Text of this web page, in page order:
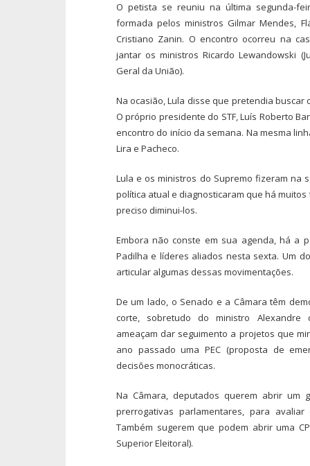
O petista se reuniu na última segunda-
formada pelos ministros Gilmar Mendes,
Cristiano Zanin. O encontro ocorreu na
jantar os ministros Ricardo Lewandowski
Geral da União).
Na ocasião, Lula disse que pretendia
O próprio presidente do STF, Luís Roberto
encontro do início da semana. Na mesma
Lira e Pacheco.
Lula e os ministros do Supremo fizeram na
política atual e diagnosticaram que há
preciso diminui-los.
Embora não conste em sua agenda, há a
Padilha e líderes aliados nesta sexta. Um
articular algumas dessas movimentações.
De um lado, o Senado e a Câmara têm
corte, sobretudo do ministro Alexandre
ameaçam dar seguimento a projetos que
ano passado uma PEC (proposta de
decisões monocráticas.
Na Câmara, deputados querem abrir um
prerrogativas parlamentares, para
Também sugerem que podem abrir uma
Superior Eleitoral).